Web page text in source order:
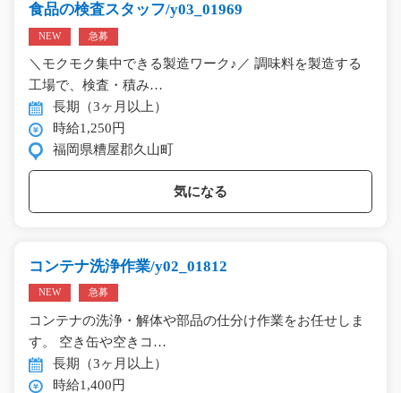
食品の検査スタッフ/y03_01969
NEW 急募
＼モクモク集中できる製造ワーク♪／ 調味料を製造する
工場で、検査・積み…
長期（3ヶ月以上）
時給1,250円
福岡県糟屋郡久山町
気になる
コンテナ洗浄作業/y02_01812
NEW 急募
コンテナの洗浄・解体や部品の仕分け作業をお任せしま
す。 空き缶や空きコ…
長期（3ヶ月以上）
時給1,400円